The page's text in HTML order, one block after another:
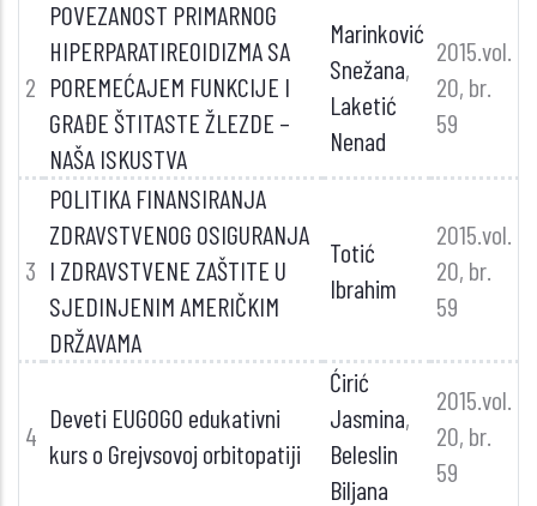
2
POVEZANOST PRIMARNOG
HIPERPARATIREOIDIZMA SA
POREMEĆAJEM FUNKCIJE I
GRAĐE ŠTITASTE ŽLEZDE –
NAŠA ISKUSTVA
Marinković
Snežana,
Laketić
Nenad
2015.vol.
20, br.
59
3
POLITIKA FINANSIRANJA
ZDRAVSTVENOG OSIGURANJA
I ZDRAVSTVENE ZAŠTITE U
SJEDINJENIM AMERIČKIM
DRŽAVAMA
Totić
Ibrahim
2015.vol.
20, br.
59
4
Deveti EUGOGO edukativni
kurs o Grejvsovoj orbitopatiji
Ćirić
Jasmina,
Beleslin
Biljana
2015.vol.
20, br.
59